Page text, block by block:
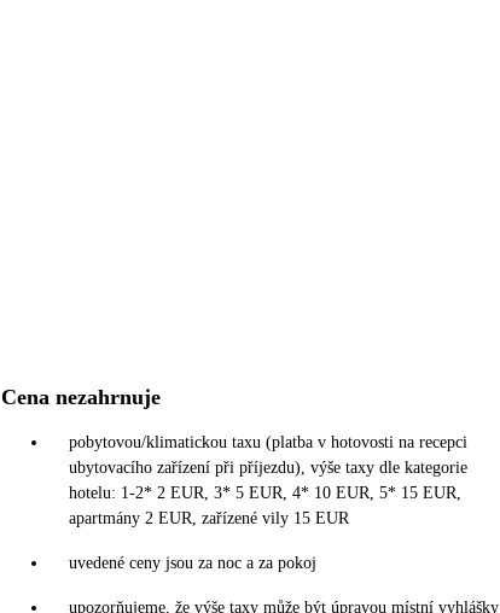
Cena nezahrnuje
pobytovou/klimatickou taxu (platba v hotovosti na recepci
ubytovacího zařízení při příjezdu), výše taxy dle kategorie
hotelu: 1-2* 2 EUR, 3* 5 EUR, 4* 10 EUR, 5* 15 EUR,
apartmány 2 EUR, zařízené vily 15 EUR
uvedené ceny jsou za noc a za pokoj
upozorňujeme, že výše taxy může být úpravou místní vyhlášky